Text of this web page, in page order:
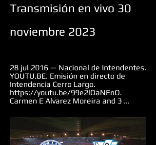
Transmisión en vivo 30
noviembre 2023
28 jul 2016 — Nacional de Intendentes.
YOUTU.BE. Emisión en directo de
Intendencia Cerro Largo.
https://youtu.be/99e2lQaNEnQ.
Carmen E Alvarez Moreira and 3 ...